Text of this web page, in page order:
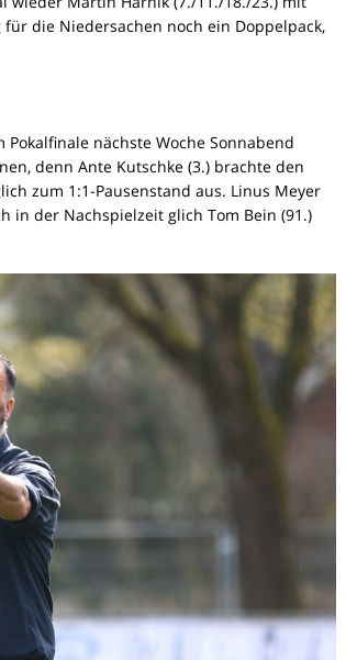
die Niedersachen noch ein Doppelpack,
nächste Woche Sonnabend
denn Ante Kutschke (3.) brachte den
zum 1:1-Pausenstand aus. Linus Meyer
in der Nachspielzeit glich Tom Bein (91.)